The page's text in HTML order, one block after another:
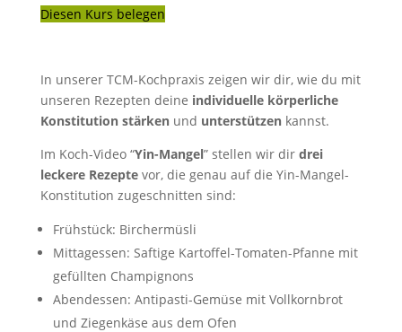
Diesen Kurs belegen
In unserer TCM-Kochpraxis zeigen wir dir, wie du mit
unseren Rezepten deine individuelle körperliche
Konstitution stärken und unterstützen kannst.
Im Koch-Video “Yin-Mangel” stellen wir dir drei
leckere Rezepte vor, die genau auf die Yin-Mangel-
Konstitution zugeschnitten sind:
Frühstück: Birchermüsli
Mittagessen: Saftige Kartoffel-Tomaten-Pfanne mit
gefüllten Champignons
Abendessen: Antipasti-Gemüse mit Vollkornbrot
und Ziegenkäse aus dem Ofen